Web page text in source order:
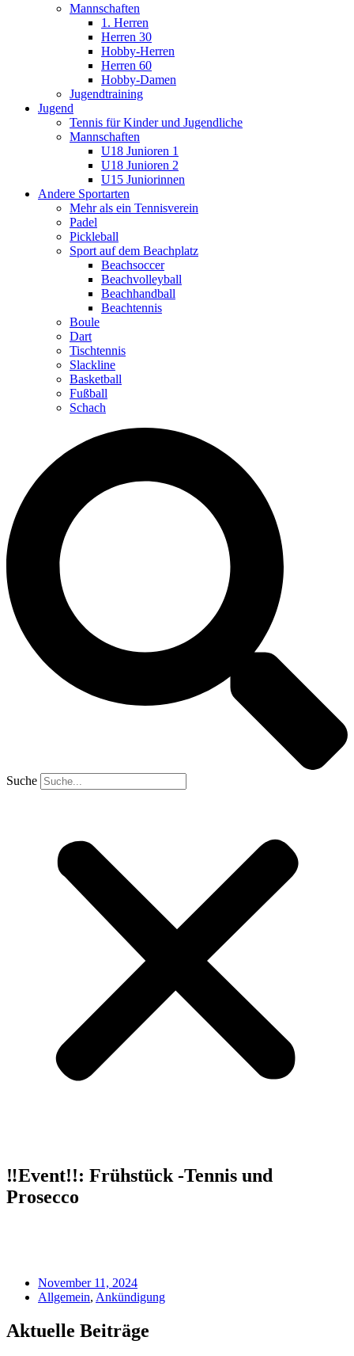
Mannschaften
1. Herren
Herren 30
Hobby-Herren
Herren 60
Hobby-Damen
Jugendtraining
Jugend
Tennis für Kinder und Jugendliche
Mannschaften
U18 Junioren 1
U18 Junioren 2
U15 Juniorinnen
Andere Sportarten
Mehr als ein Tennisverein
Padel
Pickleball
Sport auf dem Beachplatz
Beachsoccer
Beachvolleyball
Beachhandball
Beachtennis
Boule
Dart
Tischtennis
Slackline
Basketball
Fußball
Schach
Suche
‼️Event!!: Frühstück -Tennis und
Prosecco
November 11, 2024
Allgemein, Ankündigung
Aktuelle Beiträge